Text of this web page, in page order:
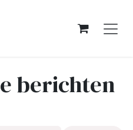
berichten